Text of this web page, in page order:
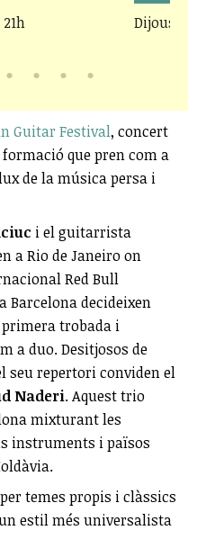
Dijous 6
Guitar Festival, concert
formació que pren com a
de la música persa i
i el guitarrista
a Rio de Janeiro on
Red Bull
Barcelona decideixen
trobada i
a duo. Desitjosos de
seu repertori conviden el
Naderi. Aquest trio
mixturant les
instruments i països
temes propis i clàssics
estil més universalista